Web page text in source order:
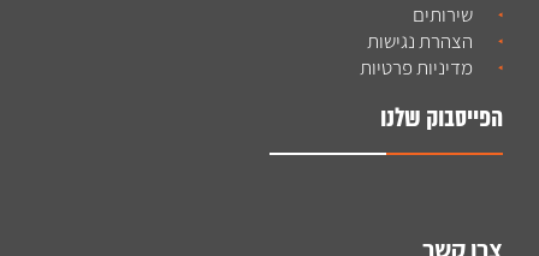
שירותים
הצהרת נגישות
מדיניות פרטיות
הפייסבוק שלנו
צרו קשר